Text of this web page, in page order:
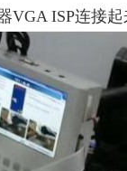
VGA ISP连接